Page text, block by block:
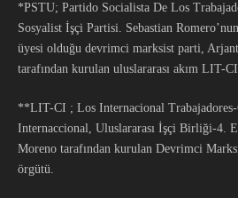
*PSTU; Partido Socialista De Los
Sosyalist İşçi Partisi. Sebastian
üyesi olduğu devrimci marksist parti,
tarafından kurulan uluslararası akım LIT-
**LIT-CI ; Los Internacional Trabajadores-
Internaccional, Uluslararası İşçi Birliği-4.
Moreno tarafından kurulan Devrimci
örgütü.